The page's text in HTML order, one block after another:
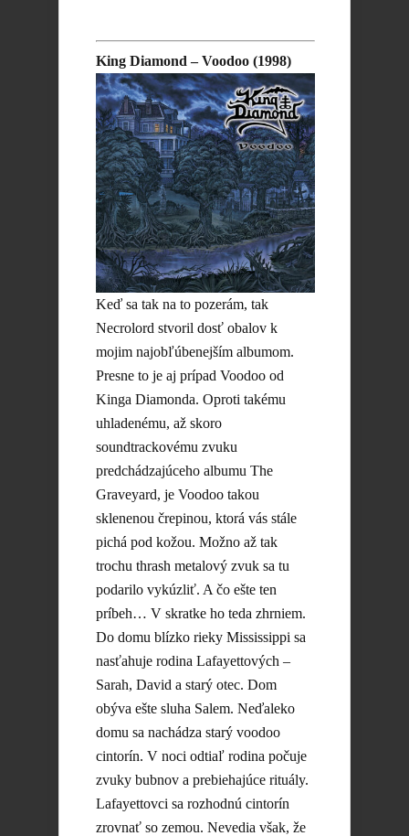
King Diamond – Voodoo (1998)
Keď sa tak na to pozerám, tak
Necrolord stvoril dosť obalov k
mojim najobľúbenejším albumom.
Presne to je aj prípad Voodoo od
Kinga Diamonda. Oproti takému
uhladenému, až skoro
soundtrackovému zvuku
predchádzajúceho albumu The
Graveyard, je Voodoo takou
sklenenou črepinou, ktorá vás stále
pichá pod kožou. Možno až tak
trochu thrash metalový zvuk sa tu
podarilo vykúzliť. A čo ešte ten
príbeh… V skratke ho teda zhrniem.
Do domu blízko rieky Mississippi sa
nasťahuje rodina Lafayettových –
Sarah, David a starý otec. Dom
obýva ešte sluha Salem. Neďaleko
domu sa nachádza starý voodoo
cintorín. V noci odtiaľ rodina počuje
zvuky bubnov a prebiehajúce rituály.
Lafayettovci sa rozhodnú cintorín
zrovnať so zemou. Nevedia však, že